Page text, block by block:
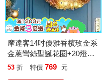
摩達客14吋優雅香檳玫金系
金蔥彎絲聖誕花圈+20燈
LED暖白光燈串
53 折 特價 769 元